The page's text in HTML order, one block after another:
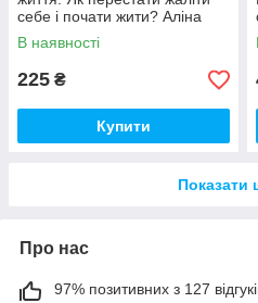
себе і почати жити? Аліна
Лелюк
В наявності
225 ₴
Купити
Показати
Про нас
97% позитивних з 127